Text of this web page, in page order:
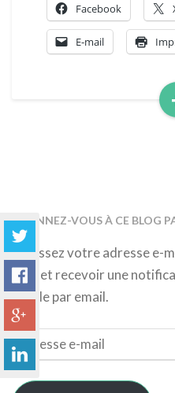
Facebook
E-mail
ABONNEZ-VOUS À CE BLOG
Saisissez votre adresse e-
blog et recevoir une
article par email.
Adresse
e-
mail